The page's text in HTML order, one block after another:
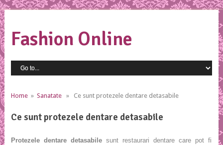
Fashion Online
Home» Sanatate» Ce sunt protezele dentare detasabile
Ce sunt protezele dentare detasabile
Protezele dentare detasabilesunt restaurari dentare care pot fi